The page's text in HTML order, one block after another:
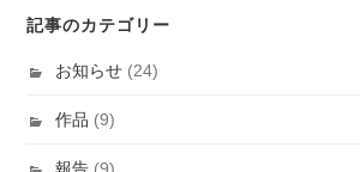
記事のカテゴリー
お知らせ (24)
作品 (9)